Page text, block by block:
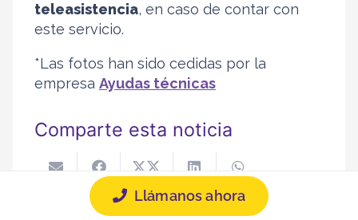
teleasistencia, en caso de contar con
este servicio.
*Las fotos han sido cedidas por la
empresa Ayudas técnicas
Comparte esta noticia
Llámanos ahora